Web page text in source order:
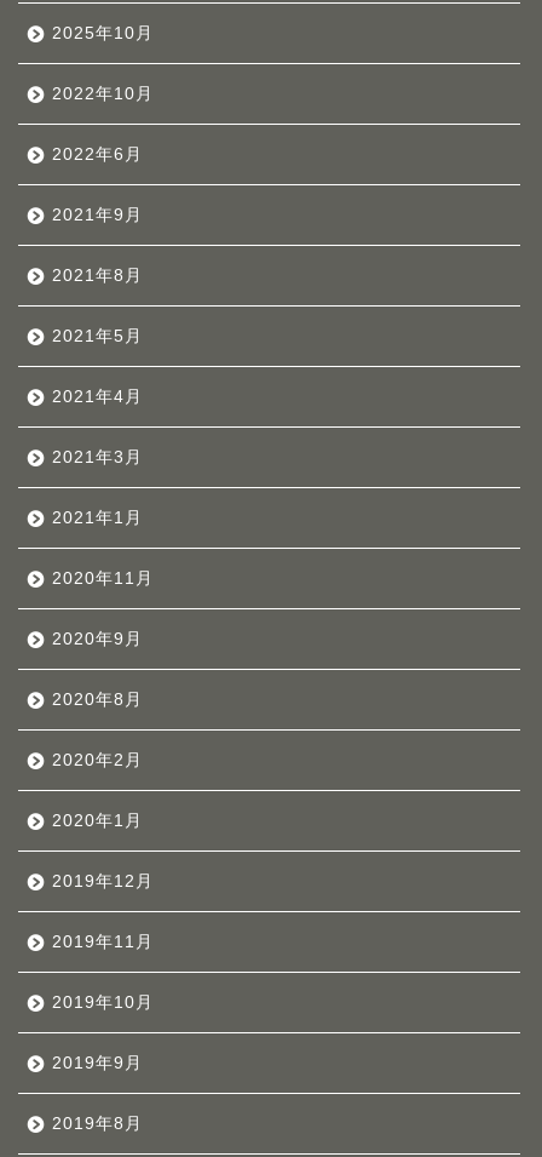
2025年10月
2022年10月
2022年6月
2021年9月
2021年8月
2021年5月
2021年4月
2021年3月
2021年1月
2020年11月
2020年9月
2020年8月
2020年2月
2020年1月
2019年12月
2019年11月
2019年10月
2019年9月
2019年8月